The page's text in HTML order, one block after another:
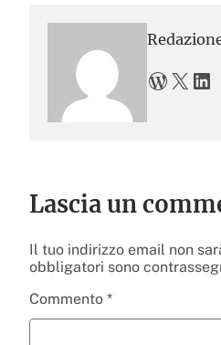
WordPress X LinkedIn
Lascia un
Il tuo indirizzo email non
obbligatori sono
Commento *